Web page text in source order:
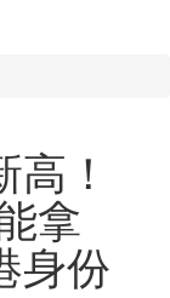
！
拿
身份